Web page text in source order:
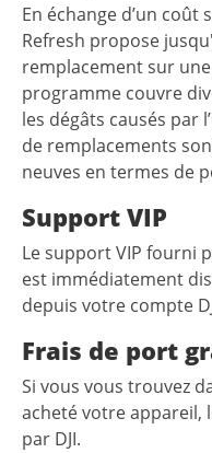
En échange d’un coût
Refresh propose
remplacement sur
programme couvre
les dégâts causés par
de remplacements
neuves en termes de
Support VIP
Le support VIP fourni
est immédiatement
depuis votre compte
Frais de port
Si vous vous trouvez
acheté votre appareil,
par DJI.